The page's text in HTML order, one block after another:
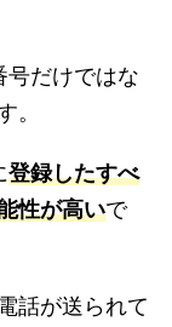
号だけではな
。
登録したすべ
性が高いで
話が送られて